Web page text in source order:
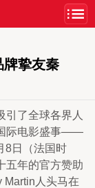
挚友秦
引了全球各界人
际电影盛事——
8日（法国时
五年的官方赞助
Martin人头马在